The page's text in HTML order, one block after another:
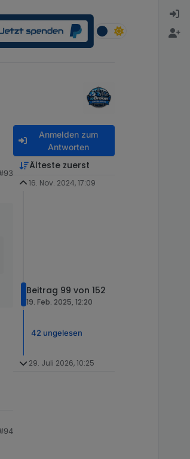
Anmelden zum
Antworten
Älteste zuerst
16. Nov. 2024, 17:09
Beitrag 99 von 152
19. Feb. 2025, 12:20
42 ungelesen
29. Juli 2026, 10:25